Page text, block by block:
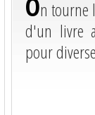
n tourne
d'un livre
pour